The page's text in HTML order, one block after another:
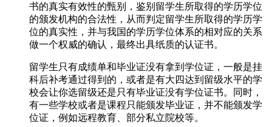
书的真实有效性的甄别，鉴别留学生所取得的学历学位
的颁发机构的合法性，从而判定留学生所取得的学历学
位的真实性，并与我国的学历学位体系的相对应的关系
做一个权威的确认，最终出具纸质的认证书。
留学生只有成绩单和毕业证没有拿到学位证，一般是挂
科后补考通过得到的，或者是有大四达到留级水平的学
校会让你选留级还是只有毕业证没有学位证书。同时，
有一些学校或者是课程只能颁发毕业证，并不能颁发学
位证，例如远程教育、部分私立院校等。